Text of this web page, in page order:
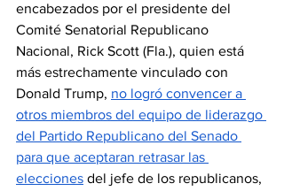
encabezados por el presidente del
Comité Senatorial Republicano
Nacional, Rick Scott (Fla.), quien está
más estrechamente vinculado con
Donald Trump, no logró convencer a
otros miembros del equipo de liderazgo
del Partido Republicano del Senado
para que aceptaran retrasar las
elecciones del jefe de los republicanos,